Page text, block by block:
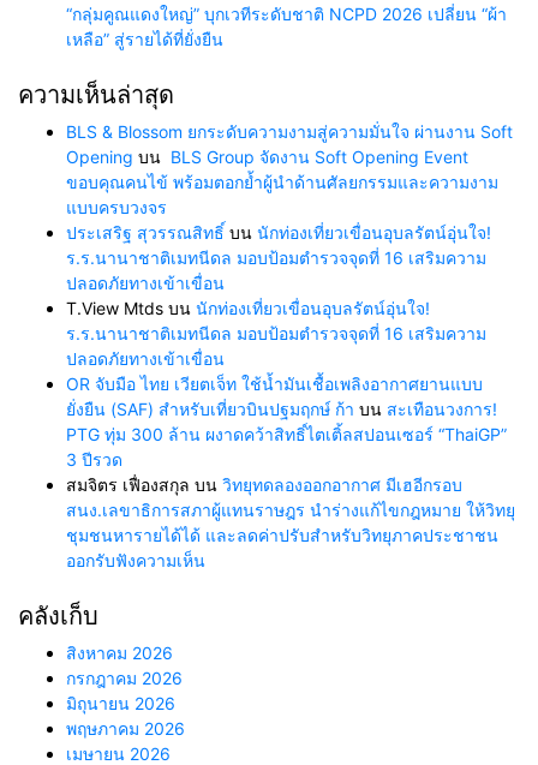
“กลุ่มคูณแดงใหญ่” บุกเวทีระดับชาติ NCPD 2026 เปลี่ยน “ผ้า
เหลือ” สู่รายได้ที่ยั่งยืน
ความเห็นล่าสุด
BLS & Blossom ยกระดับความงามสู่ความมั่นใจ ผ่านงาน Soft
Opening บน BLS Group จัดงาน Soft Opening Event
ขอบคุณคนไข้ พร้อมตอกย้ำผู้นำด้านศัลยกรรมและความงาม
แบบครบวงจร
ประเสริฐ สุวรรณสิทธิ์ บน นักท่องเที่ยวเขื่อนอุบลรัตน์อุ่นใจ!
ร.ร.นานาชาติเมทนีดล มอบป้อมตำรวจจุดที่ 16 เสริมความ
ปลอดภัยทางเข้าเขื่อน
T.View Mtds บน นักท่องเที่ยวเขื่อนอุบลรัตน์อุ่นใจ!
ร.ร.นานาชาติเมทนีดล มอบป้อมตำรวจจุดที่ 16 เสริมความ
ปลอดภัยทางเข้าเขื่อน
OR จับมือ ไทย เวียตเจ็ท ใช้น้ำมันเชื้อเพลิงอากาศยานแบบ
ยั่งยืน (SAF) สำหรับเที่ยวบินปฐมฤกษ์ ก้า บน สะเทือนวงการ!
PTG ทุ่ม 300 ล้าน ผงาดคว้าสิทธิ์ไตเติ้ลสปอนเซอร์ “ThaiGP”
3 ปีรวด
สมจิตร เฟื่องสกุล บน วิทยุทดลองออกอากาศ มีเฮอีกรอบ
สนง.เลขาธิการสภาผู้แทนราษฎร นำร่างแก้ไขกฎหมาย ให้วิทยุ
ชุมชนหารายได้ได้ และลดค่าปรับสำหรับวิทยุภาคประชาชน
ออกรับฟังความเห็น
คลังเก็บ
สิงหาคม 2026
กรกฎาคม 2026
มิถุนายน 2026
พฤษภาคม 2026
เมษายน 2026